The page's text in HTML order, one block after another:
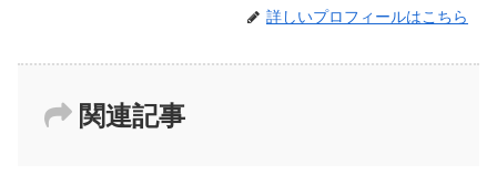
詳しいプロフィールはこちら
関連記事